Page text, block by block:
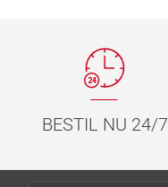
BESTIL NU 24/7